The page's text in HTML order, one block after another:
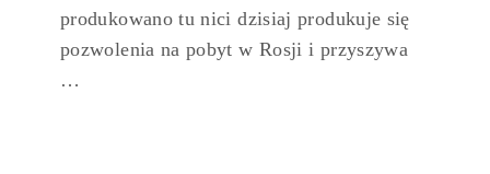
produkowano tu nici dzisiaj produkuje się
pozwolenia na pobyt w Rosji i przyszywa
…